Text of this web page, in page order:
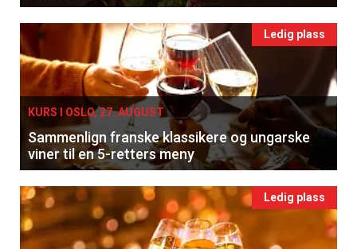
Ledig plass
KURS I OSLO, 27. AUGUST
Sammenlign franske klassikere og ungarske
viner til en 5-retters meny
Ledig plass